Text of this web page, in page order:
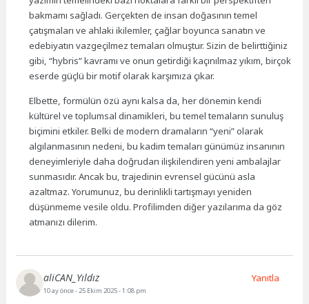
bakmamı sağladı. Gerçekten de insan doğasının temel
çatışmaları ve ahlaki ikilemler, çağlar boyunca sanatın ve
edebiyatın vazgeçilmez temaları olmuştur. Sizin de belirttiğiniz
gibi, “hybris” kavramı ve onun getirdiği kaçınılmaz yıkım, birçok
eserde güçlü bir motif olarak karşımıza çıkar.
Elbette, formülün özü aynı kalsa da, her dönemin kendi
kültürel ve toplumsal dinamikleri, bu temel temaların sunuluş
biçimini etkiler. Belki de modern dramaların “yeni” olarak
algılanmasının nedeni, bu kadim temaları günümüz insanının
deneyimleriyle daha doğrudan ilişkilendiren yeni ambalajlar
sunmasıdır. Ancak bu, trajedinin evrensel gücünü asla
azaltmaz. Yorumunuz, bu derinlikli tartışmayı yeniden
düşünmeme vesile oldu. Profilimden diğer yazılarıma da göz
atmanızı dilerim.
aliCAN_Yıldız
10 ay önce- 25 Ekim 2025 - 1:08 pm
Yanıtla